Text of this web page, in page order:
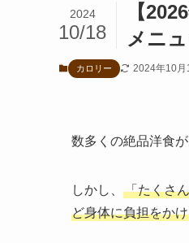
【
メニ
2024
10/18
カロリー 2024年10月
数多くの絶品洋食
しかし、
「たくさ
ど身体に負担をか